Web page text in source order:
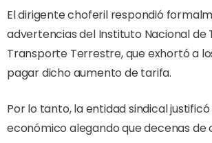
El dirigente choferil respondió
advertencias del Instituto Nacional de
Transporte Terrestre, que exhortó a
pagar dicho aumento de tarifa.
Por lo tanto, la entidad sindical
económico alegando que decenas de